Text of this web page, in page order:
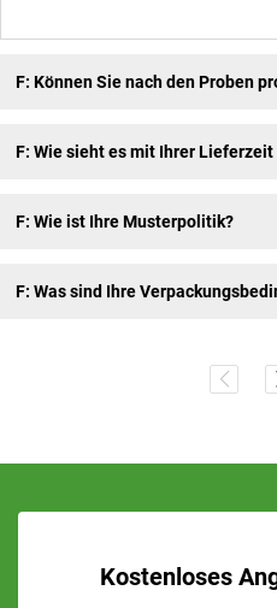
F: Können Sie nach den Proben
F: Wie sieht es mit Ihrer Lieferzeit
F: Wie ist Ihre Musterpolitik?
F: Was sind Ihre
Kostenloses